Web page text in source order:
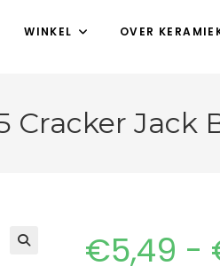
WINKEL OVER
Cracker Jack
€5,49 -